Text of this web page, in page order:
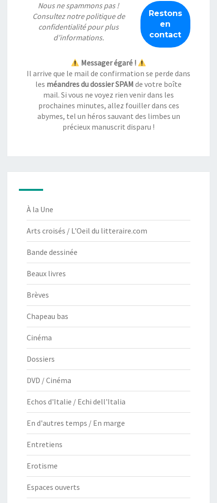
Nous ne spammons pas !
Consultez notrepolitique de
confidentialitépour plus
d’informations.
Messager égaré !
Il arrive que le mail de confirmation se perde dans
les méandres du dossier SPAM de votre boîte
mail. Si vous ne voyez rien venir dans les
prochaines minutes, allez fouiller dans ces
abymes, tel un héros sauvant des limbes un
précieux manuscrit disparu !
À la Une
Arts croisés / L'Oeil du litteraire.com
Bande dessinée
Beaux livres
Brèves
Chapeau bas
Cinéma
Dossiers
DVD / Cinéma
Echos d'Italie / Echi dell'Italia
En d'autres temps / En marge
Entretiens
Erotisme
Espaces ouverts